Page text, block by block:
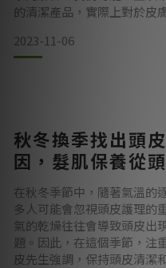
的清潔產品，實際上對於皮
肌專家，經常有機會接觸到
感的多種表現形式。這包括
2023-11-06
秋冬換季找出頭
因，髮肌保養從
在秋冬季節中，隨著氣溫的
多人可能會忽視頭皮護理的
氣的乾燥往往會導致頭皮出
題。因此，在這個季節，注
皮先生強調，保持頭皮清潔